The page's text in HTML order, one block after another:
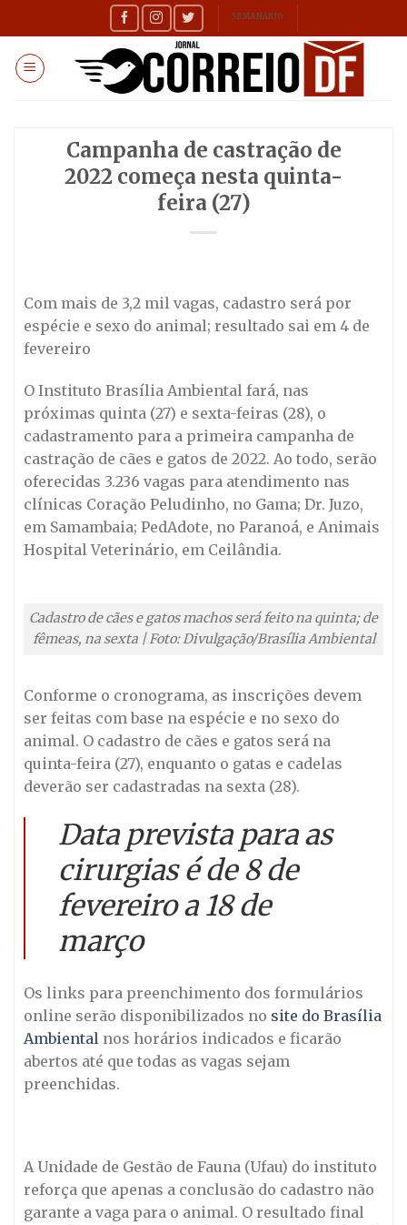
to
content
SEMANÁRIO
Campanha de castração de
2022 começa nesta quinta-
feira (27)
Com mais de 3,2 mil vagas, cadastro será por
espécie e sexo do animal; resultado sai em 4 de
fevereiro
O Instituto Brasília Ambiental fará, nas
próximas quinta (27) e sexta-feiras (28), o
cadastramento para a primeira campanha de
castração de cães e gatos de 2022. Ao todo, serão
oferecidas 3.236 vagas para atendimento nas
clínicas Coração Peludinho, no Gama; Dr. Juzo,
em Samambaia; PedAdote, no Paranoá, e Animais
Hospital Veterinário, em Ceilândia.
Cadastro de cães e gatos machos será feito na quinta; de
fêmeas, na sexta | Foto: Divulgação/Brasília Ambiental
Conforme o cronograma, as inscrições devem
ser feitas com base na espécie e no sexo do
animal. O cadastro de cães e gatos será na
quinta-feira (27), enquanto o gatas e cadelas
deverão ser cadastradas na sexta (28).
Data prevista para as
cirurgias é de 8 de
fevereiro a 18 de
março
Os links para preenchimento dos formulários
online serão disponibilizados no site do Brasília
Ambiental nos horários indicados e ficarão
abertos até que todas as vagas sejam
preenchidas.
A Unidade de Gestão de Fauna (Ufau) do instituto
reforça que apenas a conclusão do cadastro não
garante a vaga para o animal. O resultado final